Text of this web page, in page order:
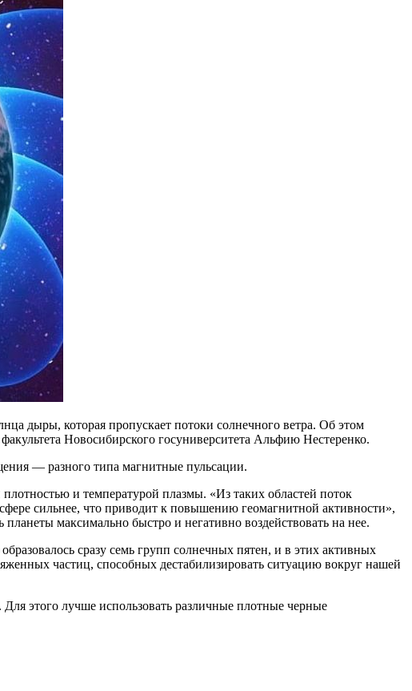
дыры, которая пропускает потоки солнечного ветра. Об этом
Новосибирского госуниверситета Альфию Нестеренко.
— разного типа магнитные пульсации.
и температурой плазмы. «Из таких областей поток
сильнее, что приводит к повышению геомагнитной активности»,
максимально быстро и негативно воздействовать на нее.
сразу семь групп солнечных пятен, и в этих активных
частиц, способных дестабилизировать ситуацию вокруг нашей
этого лучше использовать различные плотные черные